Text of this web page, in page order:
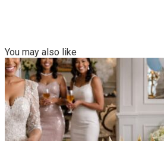
You may also like